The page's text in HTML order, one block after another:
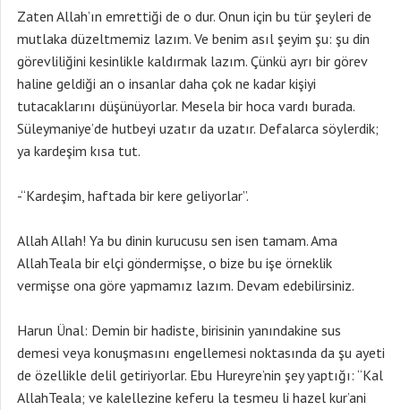
Zaten Allah’ın emrettiği de o dur. Onun için bu tür şeyleri de
mutlaka düzeltmemiz lazım. Ve benim asıl şeyim şu: şu din
görevliliğini kesinlikle kaldırmak lazım. Çünkü ayrı bir görev
haline geldiği an o insanlar daha çok ne kadar kişiyi
tutacaklarını düşünüyorlar. Mesela bir hoca vardı burada.
Süleymaniye’de hutbeyi uzatır da uzatır. Defalarca söylerdik;
ya kardeşim kısa tut.
-“Kardeşim, haftada bir kere geliyorlar”.
Allah Allah! Ya bu dinin kurucusu sen isen tamam. Ama
AllahTeala bir elçi göndermişse, o bize bu işe örneklik
vermişse ona göre yapmamız lazım. Devam edebilirsiniz.
Harun Ünal: Demin bir hadiste, birisinin yanındakine sus
demesi veya konuşmasını engellemesi noktasında da şu ayeti
de özellikle delil getiriyorlar. Ebu Hureyre’nin şey yaptığı: “Kal
AllahTeala; ve kalellezine keferu la tesmeu li hazel kur’ani